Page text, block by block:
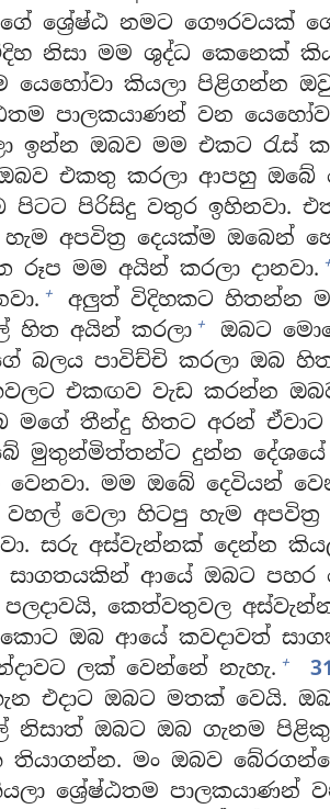
ශ්‍රේෂ්ඨ නමට ගෞරවයක්
නිසා මම ශුද්ධ කෙනෙක්
කියලා පිළිගන්න
පාලකයාණන් වන
ඉන්න ඔබව මම එකට රැස්
එකතු කරලා ආපහු ඔබේ
පිටට පිරිසිදු වතුර ඉහිනවා.
අපවිත්‍ර දෙයක්ම ඔබෙන්
රූප මම අයින් කරලා දානවා.
+ අලුත් විදිහකට හිතන්න
හිත අයින් කරලා + ඔබට
බලය පාවිච්චි කරලා ඔබ
එකඟව වැඩ කරන්න
මගේ තීන්දු හිතට අරන්
මුතුන්මිත්තන්ට දුන්න
මම ඔබේ දෙවියන්
වහල් වෙලා හිටපු හැම
සරු අස්වැන්නක් දෙන්න
සාගතයකින් ආයේ ඔබට පහර
කෙත්වතුවල
ඔබ ආයේ කවදාවත්
ලක් වෙන්නේ නැහැ. +
එදාට ඔබට මතක් වෙයි.
නිසාත් ඔබට ඔබ ගැනම
තියාගන්න. මං ඔබව
ශ්‍රේෂ්ඨතම පාලකයාණන්